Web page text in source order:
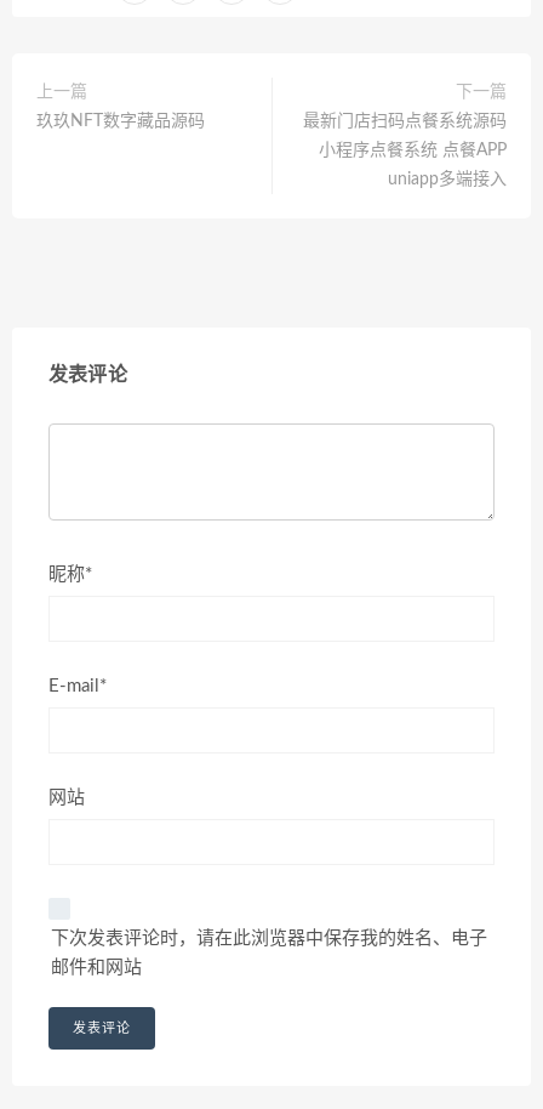
上一篇
玖玖NFT数字藏品源码
下一篇
最新门店扫码点餐系统源码
小程序点餐系统 点餐APP
uniapp多端接入
发表评论
昵称*
E-mail*
网站
下次发表评论时，请在此浏览器中保存我的姓名、电子
邮件和网站